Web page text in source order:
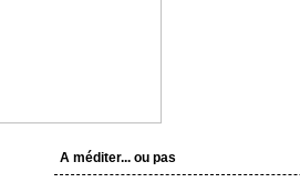
A méditer... ou pas